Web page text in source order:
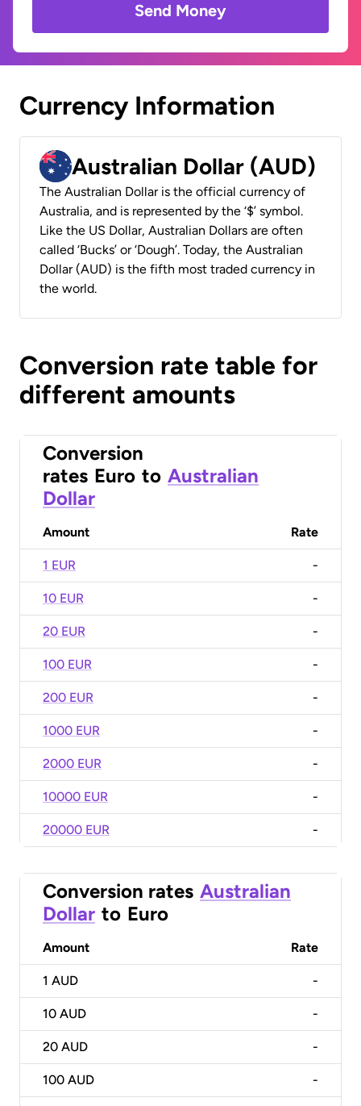
Send Money
Currency Information
Australian Dollar (AUD)
The Australian Dollar is the official currency of
Australia, and is represented by the ‘$’ symbol.
Like the US Dollar, Australian Dollars are often
called ‘Bucks’ or ‘Dough’. Today, the Australian
Dollar (AUD) is the fifth most traded currency in
the world.
Conversion rate table for
different amounts
Conversion
rates Euro to Australian
Dollar
Amount Rate
1 EUR -
10 EUR -
20 EUR -
100 EUR -
200 EUR -
1000 EUR -
2000 EUR -
10000 EUR -
20000 EUR -
Conversion rates Australian
Dollar to Euro
Amount Rate
1 AUD -
10 AUD -
20 AUD -
100 AUD -